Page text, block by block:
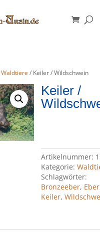
Waldtiere / Keiler / Wildschwein
Keiler /
Artikelnummer:
Kategorie:
Schlagwörter:
Bronzeeber, Eber
Keiler,